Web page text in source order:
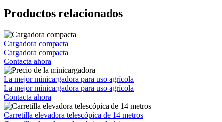
Productos relacionados
Cargadora compacta
Cargadora compacta
Contacta ahora
La mejor minicargadora para uso agrícola
La mejor minicargadora para uso agrícola
Contacta ahora
Carretilla elevadora telescópica de 14 metros